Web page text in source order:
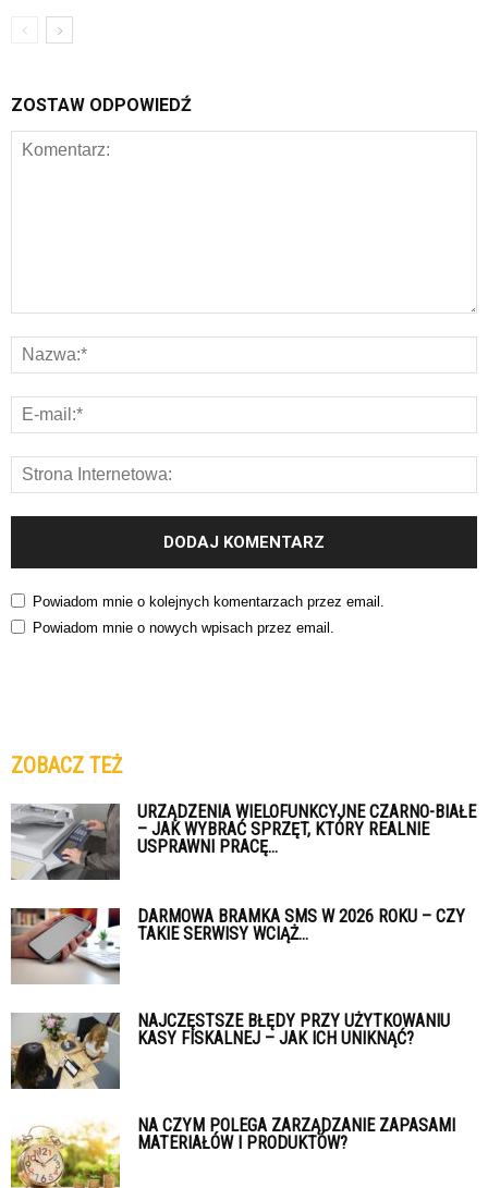
ZOSTAW ODPOWIEDŹ
Powiadom mnie o kolejnych komentarzach przez email.
Powiadom mnie o nowych wpisach przez email.
ZOBACZ TEŻ
URZĄDZENIA WIELOFUNKCYJNE CZARNO-BIAŁE
– JAK WYBRAĆ SPRZĘT, KTÓRY REALNIE
USPRAWNI PRACĘ...
DARMOWA BRAMKA SMS W 2026 ROKU – CZY
TAKIE SERWISY WCIĄŻ...
NAJCZĘSTSZE BŁĘDY PRZY UŻYTKOWANIU
KASY FISKALNEJ – JAK ICH UNIKNĄĆ?
NA CZYM POLEGA ZARZĄDZANIE ZAPASAMI
MATERIAŁÓW I PRODUKTÓW?